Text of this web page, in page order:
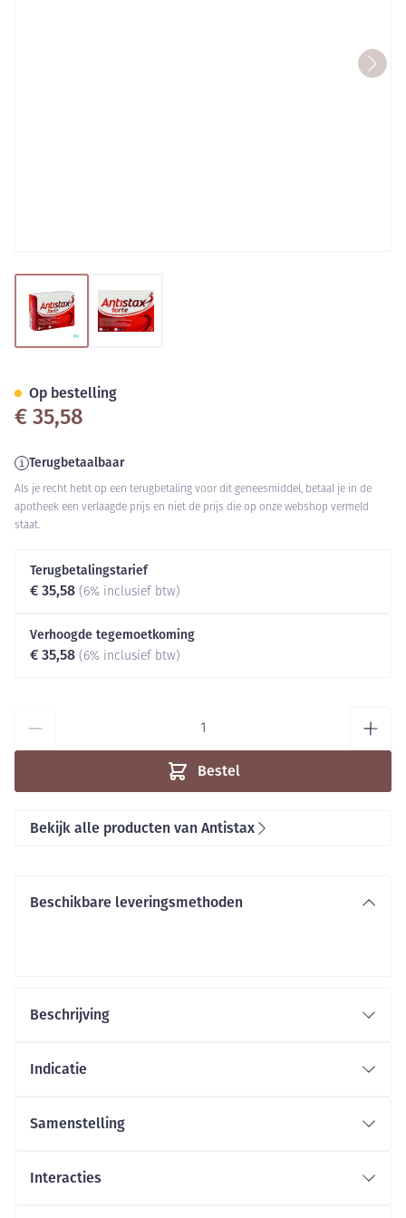
€ 35,58
Terugbetaalbaar
Als je recht hebt op een terugbetaling voor dit geneesmiddel, betaal je in de
apotheek een verlaagde prijs en niet de prijs die op onze webshop vermeld
staat.
Terugbetalingstarief
€ 35,58 (6% inclusief btw)
Verhoogde tegemoetkoming
€ 35,58 (6% inclusief btw)
Bestel
Op bestelling
Bekijk alle producten van Antistax
Beschikbare leveringsmethoden
Beschrijving
Indicatie
Samenstelling
rode wijnstokbladeren. Een filmomhulde tablet bevat
Interacties